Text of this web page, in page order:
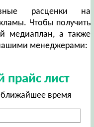
расценки на
Чтобы получить
медиаплан, а также
менеджерами:
прайс лист
ближайшее время